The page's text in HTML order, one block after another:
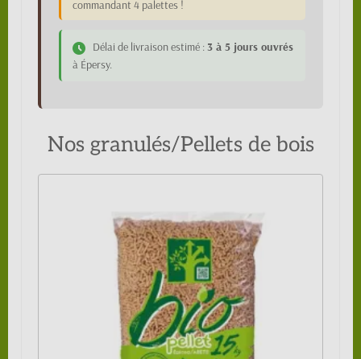
commandant 4 palettes !
Délai de livraison estimé : 3 à 5 jours ouvrés
à Épersy.
Nos granulés/Pellets de bois